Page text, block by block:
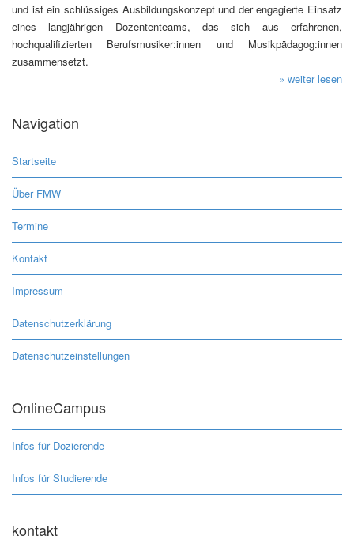
und ist ein schlüssiges Ausbildungskonzept und der engagierte Einsatz
eines langjährigen Dozententeams, das sich aus erfahrenen,
hochqualifizierten Berufsmusiker:innen und Musikpädagog:innen
zusammensetzt.
» weiter lesen
Navigation
Startseite
Über FMW
Termine
Kontakt
Impressum
Datenschutzerklärung
Datenschutzeinstellungen
OnlineCampus
Infos für Dozierende
Infos für Studierende
kontakt